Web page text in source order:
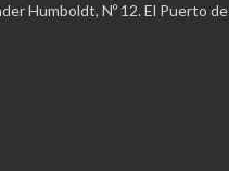
Humboldt, Nº 12. El Puerto de